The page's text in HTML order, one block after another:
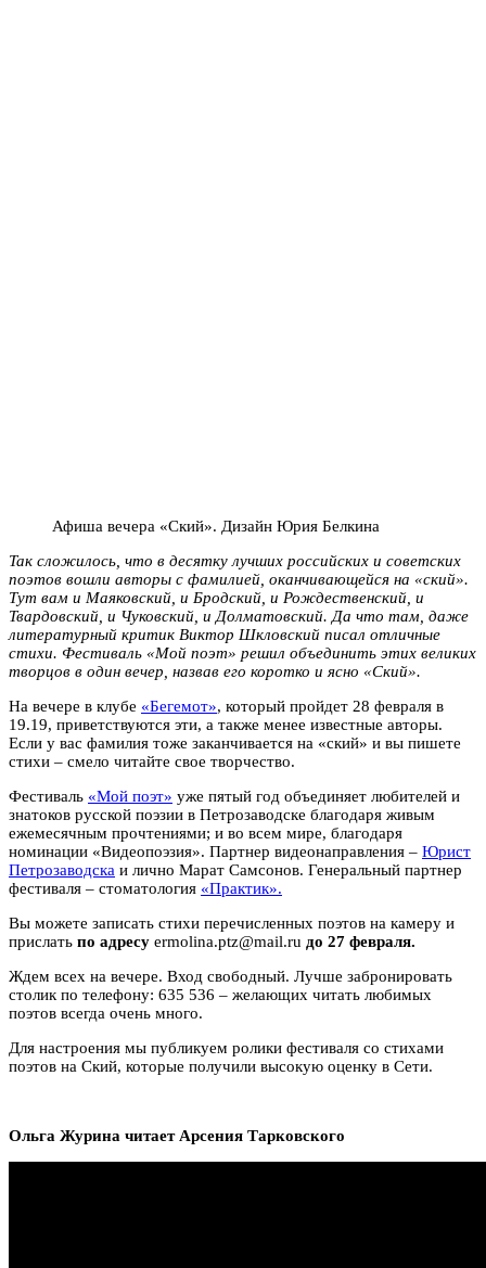
Афиша вечера «Ский». Дизайн Юрия Белкина
Так сложилось, что в десятку лучших российских и советских
поэтов вошли авторы с фамилией, оканчивающейся на «ский».
Тут вам и Маяковский, и Бродский, и Рождественский, и
Твардовский, и Чуковский, и Долматовский. Да что там, даже
литературный критик Виктор Шкловский писал отличные
стихи. Фестиваль «Мой поэт» решил объединить этих великих
творцов в один вечер, назвав его коротко и ясно «Ский».
На вечере в клубе «Бегемот», который пройдет 28 февраля в
19.19, приветствуются эти, а также менее известные авторы.
Если у вас фамилия тоже заканчивается на «ский» и вы пишете
стихи – смело читайте свое творчество.
Фестиваль «Мой поэт» уже пятый год объединяет любителей и
знатоков русской поэзии в Петрозаводске благодаря живым
ежемесячным прочтениями; и во всем мире, благодаря
номинации «Видеопоэзия». Партнер видеонаправления – Юрист
Петрозаводска и лично Марат Самсонов. Генеральный партнер
фестиваля – стоматология «Практик».
Вы можете записать стихи перечисленных поэтов на камеру и
прислать по адресу ermolina.ptz@mail.ru до 27 февраля.
Ждем всех на вечере. Вход свободный. Лучше забронировать
столик по телефону: 635 536 – желающих читать любимых
поэтов всегда очень много.
Для настроения мы публикуем ролики фестиваля со стихами
поэтов на Ский, которые получили высокую оценку в Сети.
Ольга Журина читает Арсения Тарковского